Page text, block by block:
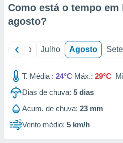
1199
Como está o tempo em
agosto?
Junho Julho Agosto
T. Média : 24°C Máx.: 29°C
Dias de chuva: 5 dias
Acum. de chuva: 23 mm
Vento médio: 5 km/h